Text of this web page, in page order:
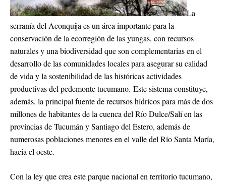
La
serranía del Aconquija es un área importante para la
conservación de la ecorregión de las yungas, con recursos
naturales y una biodiversidad que son complementarias en el
desarrollo de las comunidades locales para asegurar su calidad
de vida y la sostenibilidad de las históricas actividades
productivas del pedemonte tucumano. Este sistema constituye,
además, la principal fuente de recursos hídricos para más de dos
millones de habitantes de la cuenca del Río Dulce/Salí en las
provincias de Tucumán y Santiago del Estero, además de
numerosas poblaciones menores en el valle del Río Santa María,
hacia el oeste.
Con la ley que crea este parque nacional en territorio tucumano,